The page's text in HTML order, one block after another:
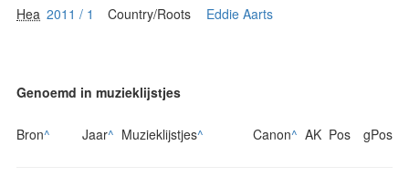
Hea 2011 / 1 Country/Roots Eddie Aarts
Genoemd in muzieklijstjes
Bron^ Jaar^ Muzieklijstjes^ Canon^ AK Pos gPos